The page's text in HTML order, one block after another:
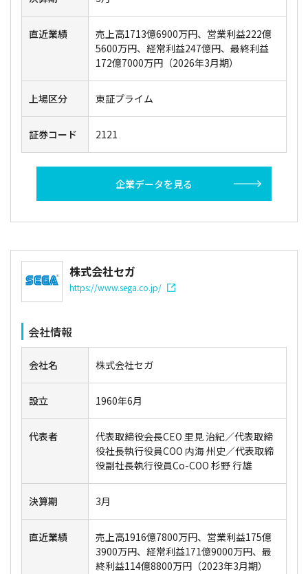
直近業績
売上高1713億6900万円、営業利益222億
5600万円、経常利益247億円、最終利益
172億7000万円（2026年3月期）
上場区分 東証プライム
証券コード 2121
企業データを見る
株式会社セガ
https://www.sega.co.jp/
会社情報
会社名 株式会社セガ
設立 1960年6月
代表者
代表取締役会長CEO 里見 治紀／代表取締
役社長執行役員COO 内海 州史／代表取締
役副社長執行役員Co-COO 杉野 行雄
決算期 3月
直近業績
売上高1916億7800万円、営業利益175億
3900万円、経常利益171億9000万円、最
終利益114億8800万円（2023年3月期）